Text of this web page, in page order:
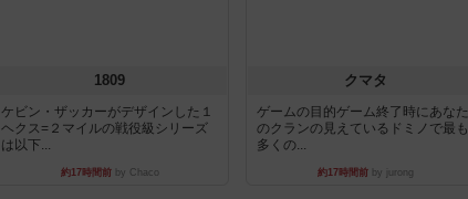
1809
ケビン・ザッカーがデザインした１
ヘクス=２マイルの戦役級シリーズ
は以下...
約17時間前by Chaco
クマタ
ゲームの目的ゲーム終了時にあなた
のクランの見えているドミノで最も
多くの...
約17時間前by jurong